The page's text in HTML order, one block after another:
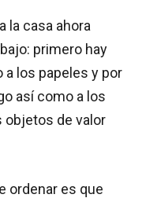
la casa ahora
primero hay
a los papeles y por
así como a los
objetos de valor
ordenar es que